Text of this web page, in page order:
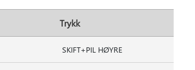
Trykk
SKIFT+PIL HØYRE